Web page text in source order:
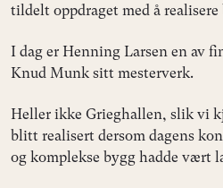
tildelt oppdraget med å realisere
I dag er Henning Larsen en av
Knud Munk sitt mesterverk.
Heller ikke Grieghallen, slik vi
blitt realisert dersom dagens
og komplekse bygg hadde vært